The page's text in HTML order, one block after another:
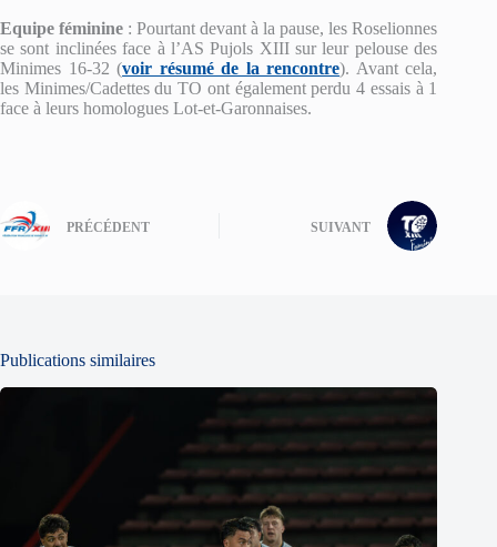
Equipe féminine : Pourtant devant à la pause, les Roselionnes
se sont inclinées face à l’AS Pujols XIII sur leur pelouse des
Minimes 16-32 (voir résumé de la rencontre). Avant cela,
les Minimes/Cadettes du TO ont également perdu 4 essais à 1
face à leurs homologues Lot-et-Garonnaises.
PRÉCÉDENT SUIVANT
Publications similaires